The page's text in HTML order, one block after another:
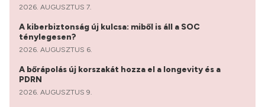
2026. AUGUSZTUS 7.
A kiberbiztonság új kulcsa: miből is áll a SOC
ténylegesen?
2026. AUGUSZTUS 6.
A bőrápolás új korszakát hozza el a longevity és a
PDRN
2026. AUGUSZTUS 9.